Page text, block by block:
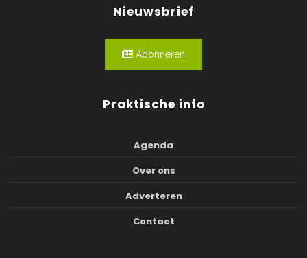
Nieuwsbrief
Abonneren
Praktische info
Agenda
Over ons
Adverteren
Contact